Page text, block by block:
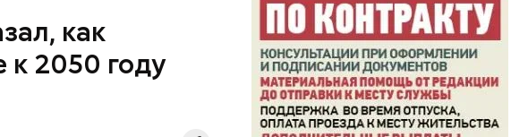
как
к 2050 году